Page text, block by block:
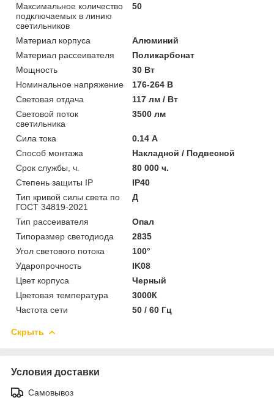
Максимальное количество
подключаемых в линию
светильников
50
Материал корпуса
Алюминий
Материал рассеивателя
Поликарбонат
Мощность
30 Вт
Номинальное напряжение
176-264 В
Световая отдача
117 лм / Вт
Световой поток
светильника
3500 лм
Сила тока
0.14 А
Способ монтажа
Накладной / Подвесной
Срок службы, ч.
80 000 ч.
Степень защиты IP
IP40
Тип кривой силы света по
ГОСТ 34819-2021
Д
Тип рассеивателя
Опал
Типоразмер светодиода
2835
Угол светового потока
100°
Ударопрочность
IK08
Цвет корпуса
Черный
Цветовая температура
3000К
Частота сети
50 / 60 Гц
Скрыть
Условия доставки
Самовывоз